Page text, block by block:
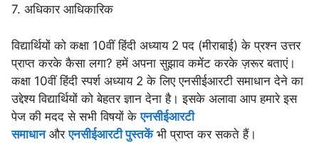
7. अधिकार आधिकारिक
विद्यार्थियों को कक्षा 10वीं हिंदी अध्याय 2 पद (मीराबाई) के प्रश्न उत्तर
प्राप्त करके कैसा लगा? हमें अपना सुझाव कमेंट करके ज़रूर बताएं।
कक्षा 10वीं हिंदी स्पर्श अध्याय 2 के लिए एनसीईआरटी समाधान देने का
उद्देश्य विद्यार्थियों को बेहतर ज्ञान देना है। इसके अलावा आप हमारे इस
पेज की मदद से सभी विषयों केएनसीईआरटी
समाधानऔरएनसीईआरटी पुस्तकेंभी प्राप्त कर सकते हैं।